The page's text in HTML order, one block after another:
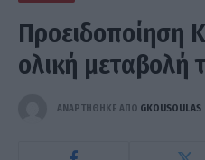
Προειδοποίηση
ολική μεταβολή
ΑΝΑΡΤΗΘΗΚΕ ΑΠΟ GKOUSOULAS